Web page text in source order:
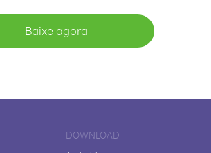
Baixe agora
DOWNLOAD